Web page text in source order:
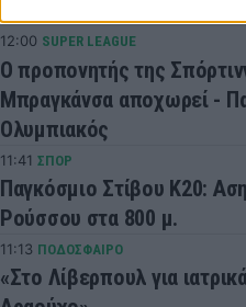
12:00 SUPER LEAGUE
Ο προπονητής της
Μπραγκάνσα αποχωρεί -
Ολυμπιακός
11:41 ΣΠΟΡ
Παγκόσμιο Στίβου Κ20:
Ρούσσου στα 800 μ.
11:13 ΠΟΔΟΣΦΑΙΡΟ
«Στο Λίβερπουλ για